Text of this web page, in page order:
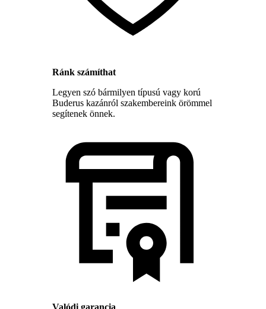
Ránk számíthat
Legyen szó bármilyen típusú vagy korú
Buderus kazánról szakembereink örömmel
segítenek önnek.
Valódi garancia